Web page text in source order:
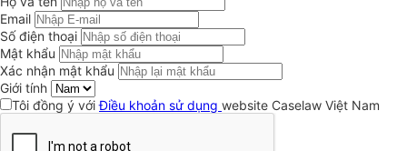
Email
Số điện thoại
Mật khẩu
Xác nhận mật khẩu
Giới tính
Tôi đồng ý vớiĐiều khoản sử dụng website Caselaw Việt Nam